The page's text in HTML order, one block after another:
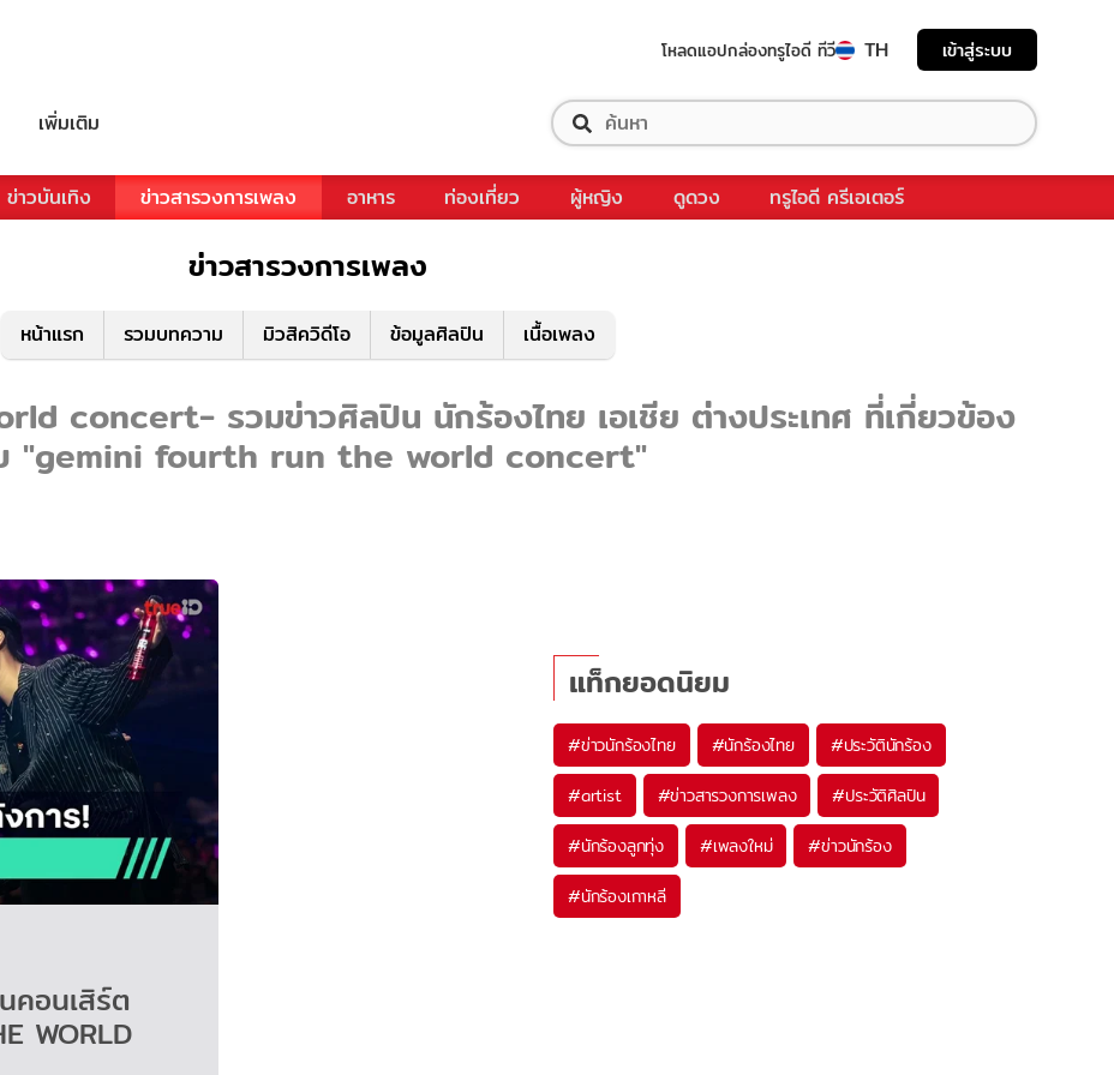
โหลดแอปกล่องทรูไอดี ทีวี TH เข้าสู่ระบบ
เพิ่มเติม
ข่าวบันเทิง ข่าวสารวงการเพลง อาหาร ท่องเที่ยว ผู้หญิง ดูดวง ทรูไอดี ครีเอเตอร์
ข่าวสารวงการเพลง
หน้าแรก รวมบทความ มิวสิควิดีโอ ข้อมูลศิลปิน เนื้อเพลง
concert- รวมข่าวศิลปิน นักร้องไทย เอเชีย ต่างประเทศ ที่เกี่ยวข้อง
"gemini fourth run the world concert"
คอนเสิร์ต
WORLD
แท็กยอดนิยม
#ข่าวนักร้องไทย #นักร้องไทย #ประวัตินักร้อง
#artist #ข่าวสารวงการเพลง #ประวัติศิลปิน
#นักร้องลูกทุ่ง #เพลงใหม่ #ข่าวนักร้อง
#นักร้องเกาหลี